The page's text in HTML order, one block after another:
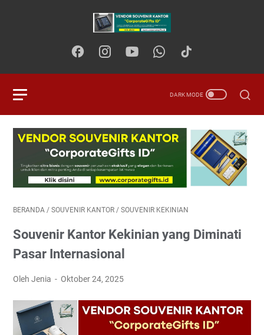
BERANDA / SOUVENIR KANTOR / SOUVENIR KEKINIAN
Souvenir Kantor Kekinian yang Diminati
Pasar Internasional
Oleh Jenia Oktober 24, 2025